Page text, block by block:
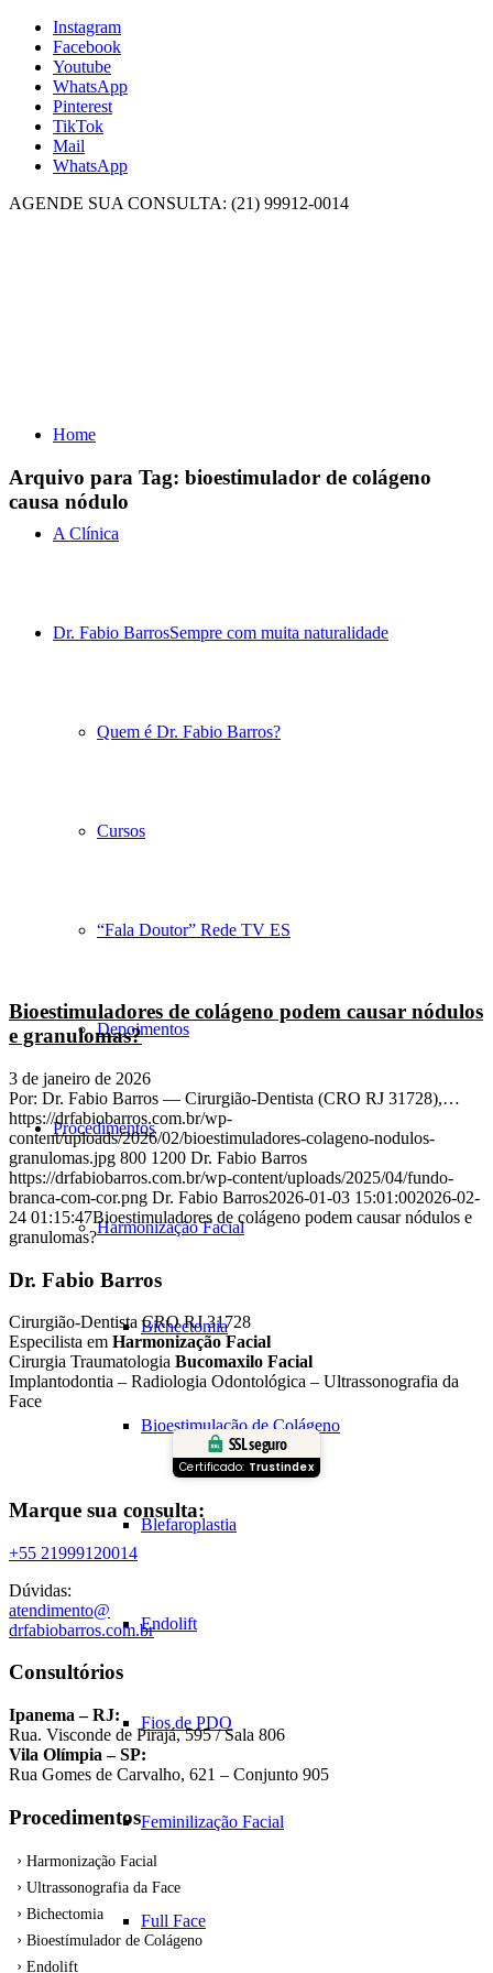
Instagram
Facebook
Youtube
WhatsApp
Pinterest
TikTok
Mail
WhatsApp
AGENDE SUA CONSULTA: (21) 99912-0014
Home
A Clínica
Dr. Fabio BarrosSempre com muita naturalidade
Quem é Dr. Fabio Barros?
Cursos
“Fala Doutor” Rede TV ES
Depoimentos
Procedimentos
Harmonização Facial
Bichectomia
Bioestimulação de Colágeno
Blefaroplastia
Endolift
Fios de PDO
Feminilização Facial
Full Face
Arquivo para Tag: bioestimulador de colágeno
causa nódulo
Bioestimuladores de colágeno podem causar nódulos
e granulomas?
3 de janeiro de 2026
Por: Dr. Fabio Barros — Cirurgião-Dentista (CRO RJ 31728),…
https://drfabiobarros.com.br/wp-
content/uploads/2026/02/bioestimuladores-colageno-nodulos-
granulomas.jpg 800 1200 Dr. Fabio Barros
https://drfabiobarros.com.br/wp-content/uploads/2025/04/fundo-
branca-com-cor.png Dr. Fabio Barros2026-01-03 15:01:002026-02-
24 01:15:47Bioestimuladores de colágeno podem causar nódulos e
granulomas?
Dr. Fabio Barros
Cirurgião-Dentista CRO RJ 31728
Especilista em Harmonização Facial
Cirurgia Traumatologia Bucomaxilo Facial
Implantodontia – Radiologia Odontológica – Ultrassonografia da
Face
SSL seguro
Certificado: Trustindex
Marque sua consulta:
+55 21999120014
Dúvidas:
atendimento@
drfabiobarros.com.br
Consultórios
Ipanema – RJ:
Rua. Visconde de Pirajá, 595 / Sala 806
Vila Olímpia – SP:
Rua Gomes de Carvalho, 621 – Conjunto 905
Procedimentos
Harmonização Facial
Ultrassonografia da Face
Bichectomia
Bioestímulador de Colágeno
Endolift